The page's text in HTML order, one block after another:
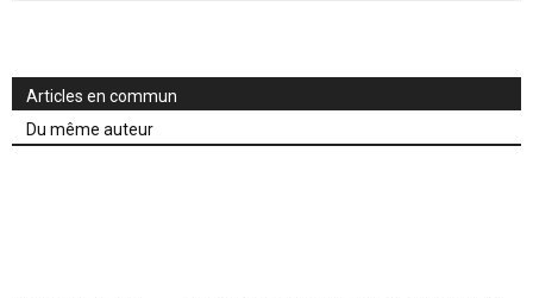
Articles en commun
Du même auteur